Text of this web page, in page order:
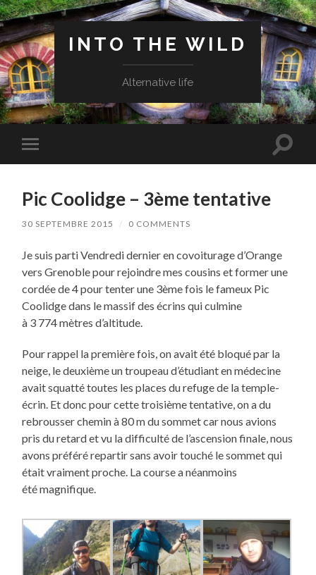
INTO THE WILD
Alternative life
Toggle
mobile
Toggle
Pic Coolidge – 3ème tentative
30 SEPTEMBRE 2015 / 0 COMMENTS
Je suis parti Vendredi dernier en covoiturage d’Orange
vers Grenoble pour rejoindre mes cousins et former une
cordée de 4 pour tenter une 3ème fois le fameux Pic
Coolidge dans le massif des écrins qui culmine
à 3 774 mètres d’altitude.
Pour rappel la première fois, on avait été bloqué par la
neige, le deuxième un troupeau d’étudiant en médecine
avait squatté toutes les places du refuge de la temple-
écrin. Et donc pour cette troisième tentative, on a du
rebrousser chemin à 80 m du sommet car nous avions
pris du retard et vu la difficulté de l’ascension finale, nous
avons préféré repartir sans avoir touché le sommet qui
était vraiment proche. La course a néanmoins
été magnifique.